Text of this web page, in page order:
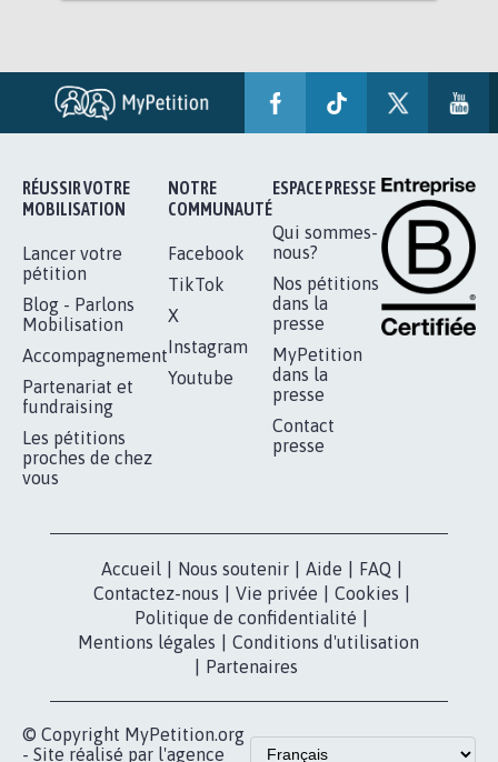
RÉUSSIR VOTRE
MOBILISATION
Lancer votre
pétition
Blog - Parlons
Mobilisation
Accompagnement
Partenariat et
fundraising
Les pétitions
proches de chez
vous
NOTRE
COMMUNAUTÉ
Facebook
TikTok
X
Instagram
Youtube
ESPACE PRESSE
Qui sommes-
nous?
Nos pétitions
dans la
presse
MyPetition
dans la
presse
Contact
presse
Accueil Nous soutenir Aide FAQ
Contactez-nous
Vie privée Cookies
Politique de confidentialité
Mentions légales
Conditions d'utilisation
Partenaires
© Copyright MyPetition.org
- Site réalisé par l'agence